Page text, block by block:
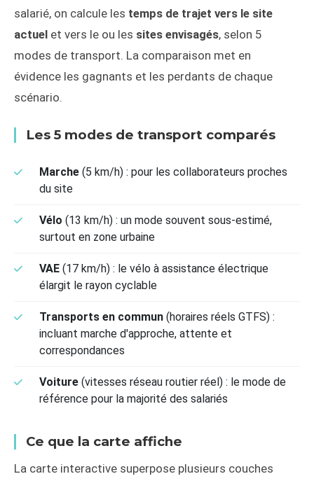
salarié, on calcule les temps de trajet vers le site
actuel et vers le ou les sites envisagés, selon 5
modes de transport. La comparaison met en
évidence les gagnants et les perdants de chaque
scénario.
Les 5 modes de transport comparés
Marche (5 km/h) : pour les collaborateurs proches
du site
Vélo (13 km/h) : un mode souvent sous-estimé,
surtout en zone urbaine
VAE (17 km/h) : le vélo à assistance électrique
élargit le rayon cyclable
Transports en commun (horaires réels GTFS) :
incluant marche d'approche, attente et
correspondances
Voiture (vitesses réseau routier réel) : le mode de
référence pour la majorité des salariés
Ce que la carte affiche
La carte interactive superpose plusieurs couches